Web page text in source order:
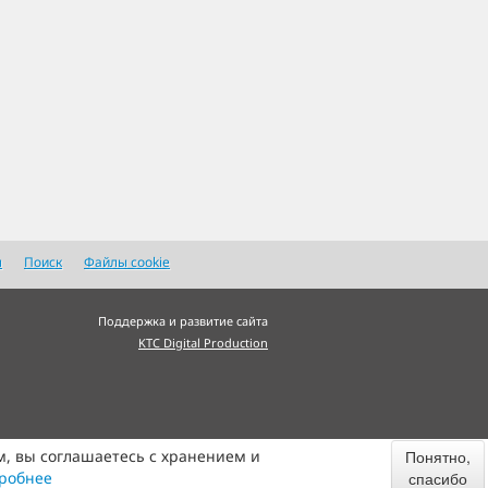
Поиск Файлы cookie
Поддержка и развитие сайта
KTC Digital Production
вы соглашаетесь с хранением и
Понятно,
спасибо